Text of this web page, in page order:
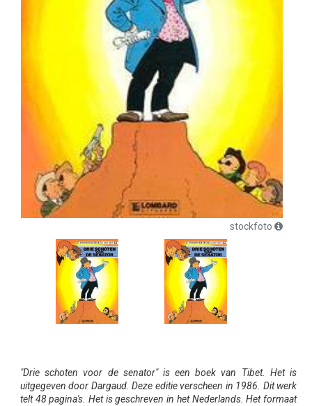
stockfoto
"Drie schoten voor de senator" is een boek van Tibet. Het is
uitgegeven door Dargaud. Deze editie verscheen in 1986. Dit werk
telt 48 pagina's. Het is geschreven in het Nederlands. Het formaat